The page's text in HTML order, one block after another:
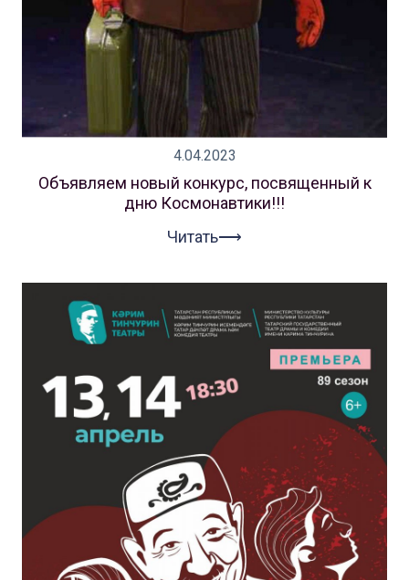
4.04.2023
Объявляем новый конкурс, посвященный к
дню Космонавтики!!!
Читать⟶